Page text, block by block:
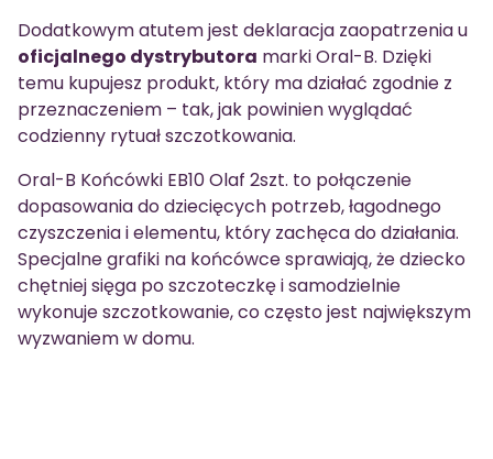
Dodatkowym atutem jest deklaracja zaopatrzenia u
oficjalnego dystrybutora marki Oral-B. Dzięki
temu kupujesz produkt, który ma działać zgodnie z
przeznaczeniem – tak, jak powinien wyglądać
codzienny rytuał szczotkowania.
Oral-B Końcówki EB10 Olaf 2szt. to połączenie
dopasowania do dziecięcych potrzeb, łagodnego
czyszczenia i elementu, który zachęca do działania.
Specjalne grafiki na końcówce sprawiają, że dziecko
chętniej sięga po szczoteczkę i samodzielnie
wykonuje szczotkowanie, co często jest największym
wyzwaniem w domu.